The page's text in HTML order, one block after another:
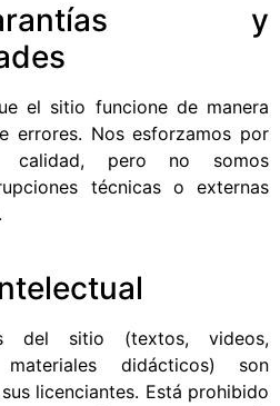
y
el sitio funcione de manera
errores. Nos esforzamos por
calidad, pero no somos
técnicas o externas
del sitio (textos, videos,
didácticos) son
licenciantes. Está prohibido